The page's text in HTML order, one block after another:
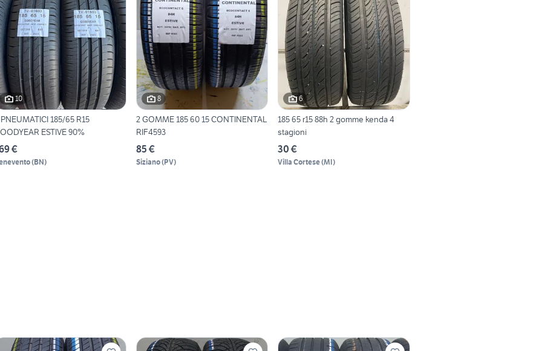
10
185/65 R15
ESTIVE 90%
€
(BN)
8
2 GOMME 185 60 15 CONTINENTAL
RIF4593
85 €
Siziano(PV)
6
185 65 r15 88h 2 gomme kenda 4
stagioni
30 €
Villa Cortese(MI)